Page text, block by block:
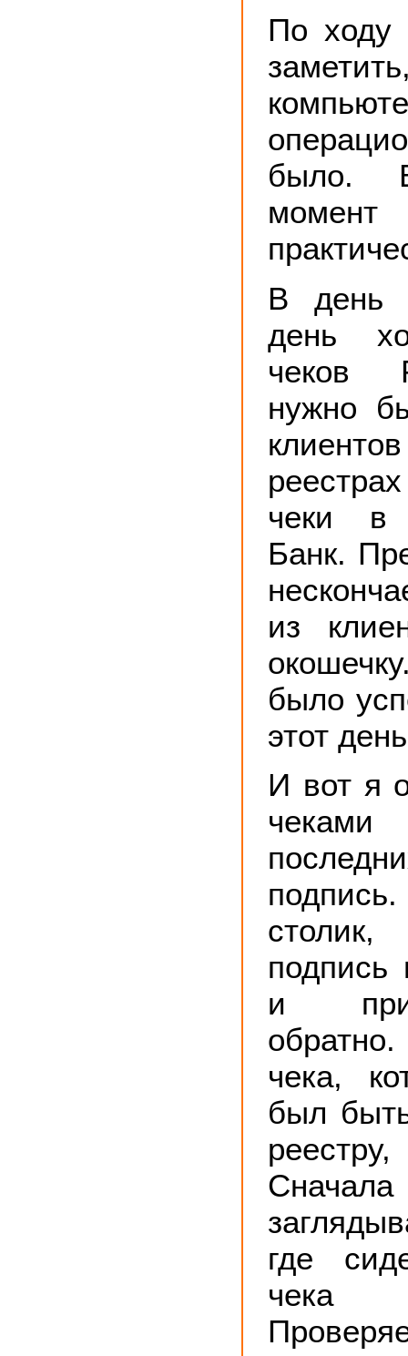
По ходу
было.
В день
день
чеков
нужно
чеки в
Банк.
из
было
этот
И вот я
подпись
и
чека,
был
где
чека